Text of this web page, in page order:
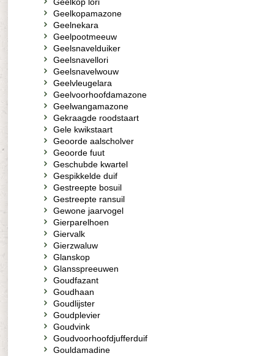
Geelkopamazone
Geelnekara
Geelpootmeeuw
Geelsnavelduiker
Geelsnavellori
Geelsnavelwouw
Geelvleugelara
Geelvoorhoofdamazone
Geelwangamazone
Gekraagde roodstaart
Gele kwikstaart
Geoorde aalscholver
Geoorde fuut
Geschubde kwartel
Gespikkelde duif
Gestreepte bosuil
Gestreepte ransuil
Gewone jaarvogel
Gierparelhoen
Giervalk
Gierzwaluw
Glanskop
Glansspreeuwen
Goudfazant
Goudhaan
Goudlijster
Goudplevier
Goudvink
Goudvoorhoofdjufferduif
Gouldamadine